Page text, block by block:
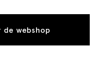
de webshop